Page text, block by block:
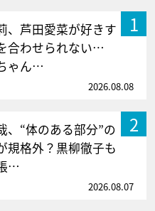
1
、芦田愛菜が好きす
合わせられない…
ゃん…
2026.08.08
2
、“体のある部分”の
規格外？黒柳徹子も
…
2026.08.07